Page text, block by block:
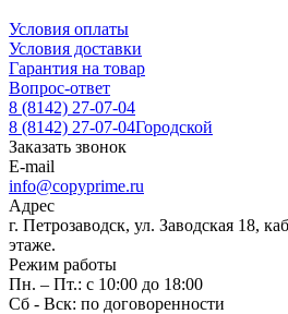
Условия оплаты
Условия доставки
Гарантия на товар
Вопрос-ответ
8 (8142) 27-07-04
8 (8142) 27-07-04Городской
Заказать звонок
E-mail
info@copyprime.ru
Адрес
г. Петрозаводск, ул. Заводская 18,
этаже.
Режим работы
Пн. – Пт.: с 10:00 до 18:00
Сб - Вск: по договоренности